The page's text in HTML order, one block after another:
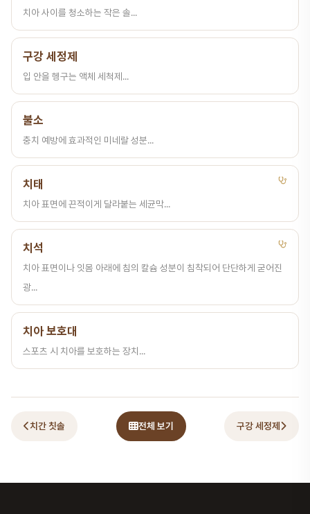
치아 사이를 청소하는 작은 솔...
구강 세정제
입 안을 헹구는 액체 세척제...
불소
충치 예방에 효과적인 미네랄 성분...
치태
치아 표면에 끈적이게 달라붙는 세균막...
치석
치아 표면이나 잇몸 아래에 침의 칼슘 성분이 침착되어 단단하게 굳어진
광...
치아 보호대
스포츠 시 치아를 보호하는 장치...
치간 칫솔 전체 보기 구강 세정제